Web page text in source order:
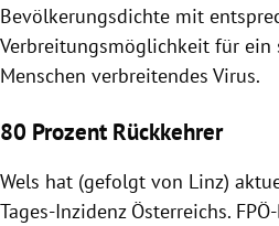
Bevölkerungsdichte mit
Verbreitungsmöglichkeit für ein
Menschen verbreitendes Virus.
80 Prozent Rückkehrer
Wels hat (gefolgt von Linz)
Tages-Inzidenz Österreichs.